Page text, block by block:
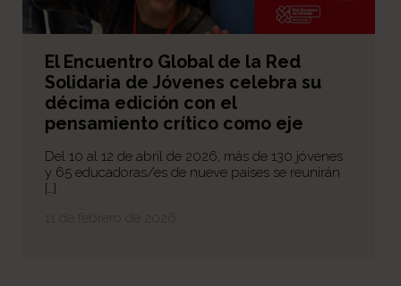
El Encuentro Global de la Red
Solidaria de Jóvenes celebra su
décima edición con el
pensamiento crítico como eje
Del 10 al 12 de abril de 2026, más de 130 jóvenes
y 65 educadoras/es de nueve países se reunirán
[…]